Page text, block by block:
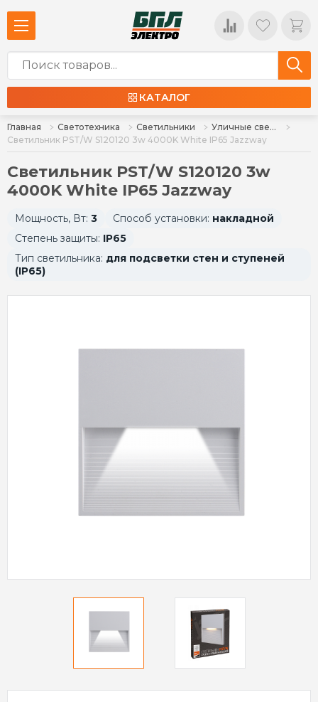
КАТАЛОГ
Главная Светотехника Светильники
Уличные светильники
Светильник PST/W S120120 3w 4000K White IP65 Jazzway
Светильник PST/W S120120 3w
4000K White IP65 Jazzway
Мощность, Вт: 3 Способ установки: накладной
Степень защиты: IP65
Тип светильника: для подсветки стен и ступеней
(IP65)